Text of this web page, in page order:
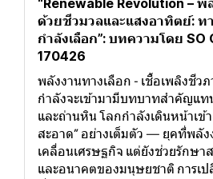
“Renewable Revolution –
ด้วยชีวมวลและแสงอาทิตย์: ท
กำลังเลือก”: บทความโดย SO
170426
พลังงานทางเลือก - เชื้อเพลิงชีว
กำลังจะเข้ามามีบทบาทสำคัญแท
และถ่านหิน โลกกำลังเดินหน้าเข้
สะอาด” อย่างเต็มตัว — ยุคที่พลัง
เคลื่อนเศรษฐกิจ แต่ยังช่วยรักษ
และอนาคตของมนุษยชาติ การเ